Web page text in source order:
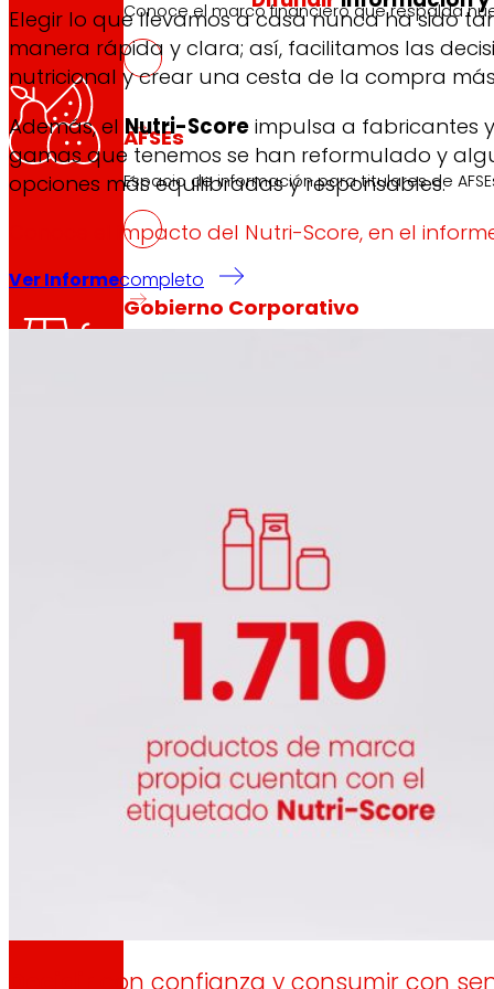
Conoce el marco financiero que respalda
AFSEs
Espacio de información para titulares de
Gobierno Corporativo
Prensa
Toda la actualidad y los últimos pasos de
Elegir lo que llevamos a casa nunca ha sido
manera rápida y clara; así, facilitamos las
nutricional y crear una cesta de la compra
Además, el Nutri-Score impulsa a fabricantes
gamas que tenemos se han reformulado y
opciones más equilibradas y responsables.
Conoce el impacto del Nutri-Score, en el
Ver Informecompleto
con confianza y consumir con